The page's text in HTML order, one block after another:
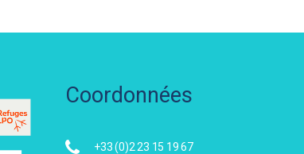
Coordonnées
+33 (0)2 23 15 19 67